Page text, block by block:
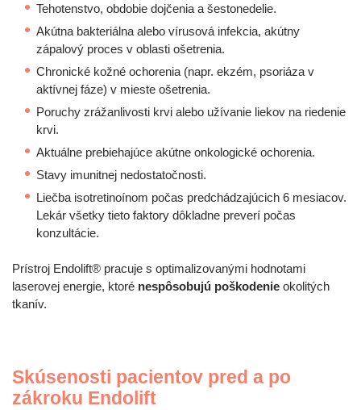
Tehotenstvo, obdobie dojčenia a šestonedelie.
Akútna bakteriálna alebo vírusová infekcia, akútny
zápalový proces v oblasti ošetrenia.
Chronické kožné ochorenia (napr. ekzém, psoriáza v
aktívnej fáze) v mieste ošetrenia.
Poruchy zrážanlivosti krvi alebo užívanie liekov na riedenie
krvi.
Aktuálne prebiehajúce akútne onkologické ochorenia.
Stavy imunitnej nedostatočnosti.
Liečba isotretinoínom počas predchádzajúcich 6 mesiacov.
Lekár všetky tieto faktory dôkladne preverí počas
konzultácie.
Prístroj Endolift® pracuje s optimalizovanými hodnotami
laserovej energie, ktoré nespôsobujú poškodenie okolitých
tkanív.
Skúsenosti pacientov pred a po
zákroku Endolift